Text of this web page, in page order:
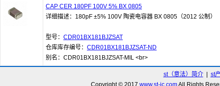
CAP CER 180PF 100V 5% BX 0805
详细描述：180pF ±5% 100V 陶瓷电容器 BX 0805（2012 公制）
型号： CDR01BX181BJZSAT
仓库库存编号： CDR01BX181BJZSAT-ND
别名：CDR01BX181BJZSAT-MIL <br>
st（意法）简介| st
Copyright © 2017 www.st-ic.comAll Rights